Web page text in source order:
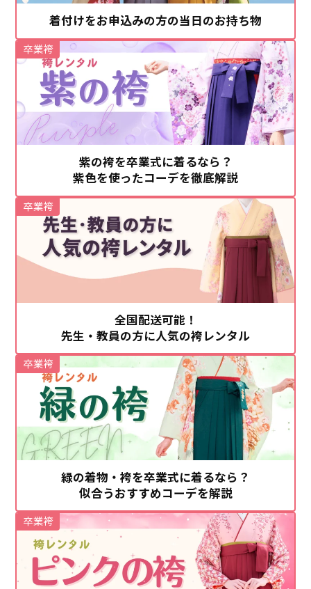
着付けをお申込みの方の当日のお持ち物
紫の袴を卒業式に着るなら？
紫色を使ったコーデを徹底解説
卒業袴
全国配送可能！
先生・教員の方に人気の袴レンタル
卒業袴
緑の着物・袴を卒業式に着るなら？
似合うおすすめコーデを解説
卒業袴
卒業袴